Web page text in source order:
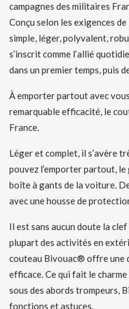
campagnes des militaires
Conçu selon les exigences
simple, léger, polyvalent,
s’inscrit comme l’allié
dans un premier temps, puis
À emporter partout avec
remarquable efficacité, le
France.
Léger et complet, il s’avère
pouvez l’emporter partout, le
boîte à gants de la voiture.
avec une housse de
Il est sans aucun doute la
plupart des activités en
couteau Bivouac® offre une
efficace. Ce qui fait le
sous des abords trompeurs,
fonctions et astuces.